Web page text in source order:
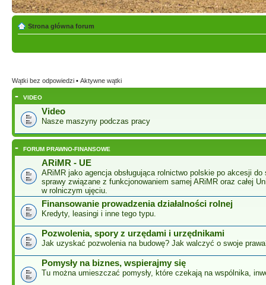
Strona główna forum
Wątki bez odpowiedzi • Aktywne wątki
- VIDEO
Video
Nasze maszyny podczas pracy
- FORUM PRAWNO-FINANSOWE
ARiMR - UE
ARiMR jako agencja obsługująca rolnictwo polskie po akcesji do
sprawy związane z funkcjonowaniem samej ARiMR oraz całej
w rolniczym ujęciu.
Finansowanie prowadzenia działalności rolnej
Kredyty, leasingi i inne tego typu.
Pozwolenia, spory z urzędami i urzędnikami
Jak uzyskać pozwolenia na budowę? Jak walczyć o swoje
Pomysły na biznes, wspierajmy się
Tu można umieszczać pomysły, które czekają na wspólnika,